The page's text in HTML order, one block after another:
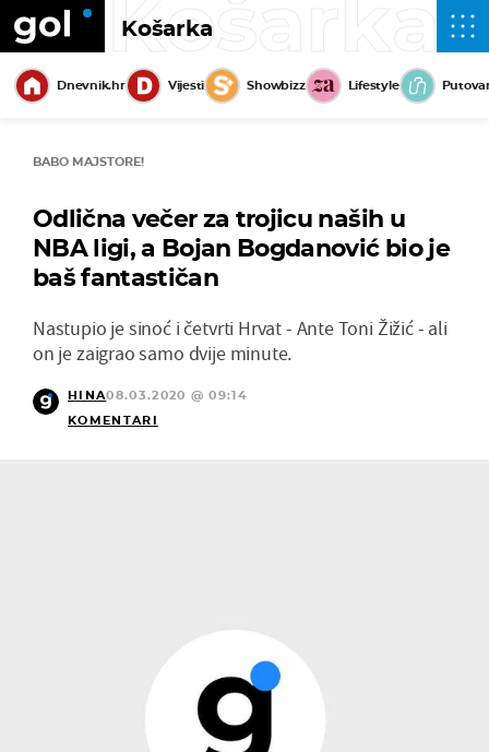
Košarka
Košarka
Dnevnik.hr Vijesti Showbizz Lifestyle
BABO MAJSTORE!
Odlična večer za trojicu naših u
NBA ligi, a Bojan Bogdanović bio je
baš fantastičan
Nastupio je sinoć i četvrti Hrvat - Ante Toni Žižić - ali
on je zaigrao samo dvije minute.
HINA08.03.2020 @ 09:14
KOMENTARI